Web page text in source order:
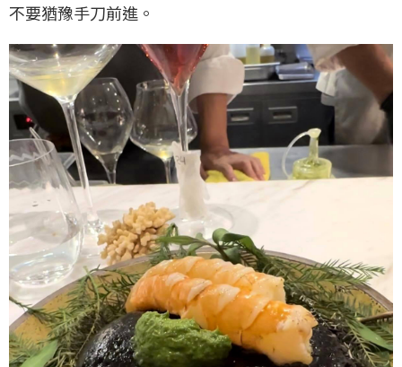
不要猶豫手刀前進。